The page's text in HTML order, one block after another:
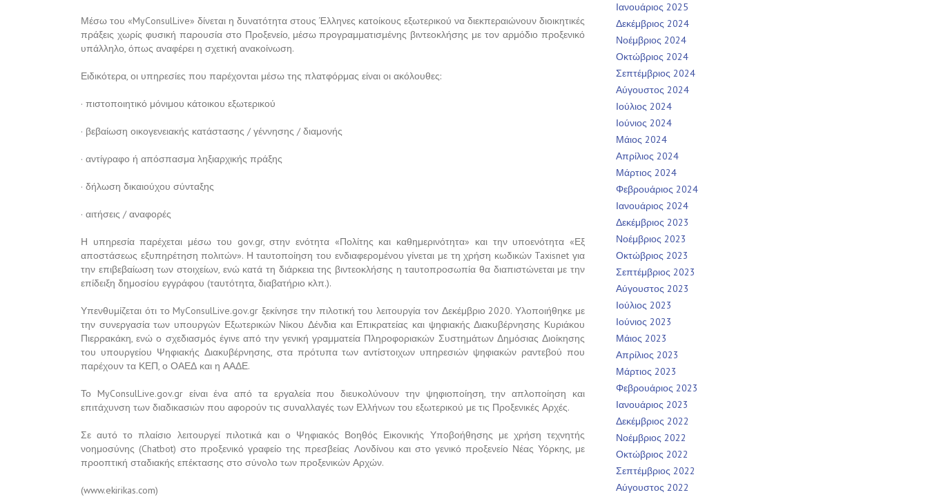
Μέσω του «MyConsulLive» δίνεται η δυνατότητα στους Έλληνες κατοίκους εξωτερικού να διεκπεραιώνουν διοικητικές
πράξεις χωρίς φυσική παρουσία στο Προξενείο, μέσω προγραμματισμένης βιντεοκλήσης με τον αρμόδιο προξενικό
υπάλληλο, όπως αναφέρει η σχετική ανακοίνωση.
Ειδικότερα, οι υπηρεσίες που παρέχονται μέσω της πλατφόρμας είναι οι ακόλουθες:
· πιστοποιητικό μόνιμου κάτοικου εξωτερικού
· βεβαίωση οικογενειακής κατάστασης / γέννησης / διαμονής
· αντίγραφο ή απόσπασμα ληξιαρχικής πράξης
· δήλωση δικαιούχου σύνταξης
· αιτήσεις / αναφορές
Η υπηρεσία παρέχεται μέσω του gov.gr, στην ενότητα «Πολίτης και καθημερινότητα» και την υποενότητα «Εξ
αποστάσεως εξυπηρέτηση πολιτών». Η ταυτοποίηση του ενδιαφερομένου γίνεται με τη χρήση κωδικών Taxisnet για
την επιβεβαίωση των στοιχείων, ενώ κατά τη διάρκεια της βιντεοκλήσης η ταυτοπροσωπία θα διαπιστώνεται με την
επίδειξη δημοσίου εγγράφου (ταυτότητα, διαβατήριο κλπ.).
Υπενθυμίζεται ότι το MyConsulLive.gov.gr ξεκίνησε την πιλοτική του λειτουργία τον Δεκέμβριο 2020. Υλοποιήθηκε με
την συνεργασία των υπουργών Εξωτερικών Νίκου Δένδια και Επικρατείας και ψηφιακής Διακυβέρνησης Κυριάκου
Πιερρακάκη, ενώ ο σχεδιασμός έγινε από την γενική γραμματεία Πληροφοριακών Συστημάτων Δημόσιας Διοίκησης
του υπουργείου Ψηφιακής Διακυβέρνησης, στα πρότυπα των αντίστοιχων υπηρεσιών ψηφιακών ραντεβού που
παρέχουν τα ΚΕΠ, ο ΟΑΕΔ και η ΑΑΔΕ.
Το MyConsulLive.gov.gr είναι ένα από τα εργαλεία που διευκολύνουν την ψηφιοποίηση, την απλοποίηση και
επιτάχυνση των διαδικασιών που αφορούν τις συναλλαγές των Ελλήνων του εξωτερικού με τις Προξενικές Αρχές.
Σε αυτό το πλαίσιο λειτουργεί πιλοτικά και ο Ψηφιακός Βοηθός Εικονικής Υποβοήθησης με χρήση τεχνητής
νοημοσύνης (Chatbot) στο προξενικό γραφείο της πρεσβείας Λονδίνου και στο γενικό προξενείο Νέας Υόρκης, με
προοπτική σταδιακής επέκτασης στο σύνολο των προξενικών Αρχών.
(www.ekirikas.com)
Ιανουάριος 2025
Δεκέμβριος 2024
Νοέμβριος 2024
Οκτώβριος 2024
Σεπτέμβριος 2024
Αύγουστος 2024
Ιούλιος 2024
Ιούνιος 2024
Μάιος 2024
Απρίλιος 2024
Μάρτιος 2024
Φεβρουάριος 2024
Ιανουάριος 2024
Δεκέμβριος 2023
Νοέμβριος 2023
Οκτώβριος 2023
Σεπτέμβριος 2023
Αύγουστος 2023
Ιούλιος 2023
Ιούνιος 2023
Μάιος 2023
Απρίλιος 2023
Μάρτιος 2023
Φεβρουάριος 2023
Ιανουάριος 2023
Δεκέμβριος 2022
Νοέμβριος 2022
Οκτώβριος 2022
Σεπτέμβριος 2022
Αύγουστος 2022